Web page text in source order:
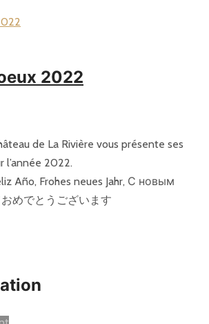
2022
de La Rivière vous présente ses
l’année 2022.
Año, Frohes neues Jahr, С новым
めでとうございます